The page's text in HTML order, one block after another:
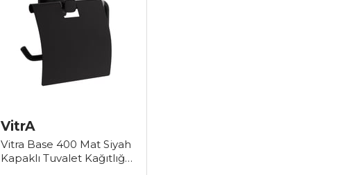
VitrA
Vitra Base 400 Mat Siyah
Kapaklı Tuvalet Kağıtlığı